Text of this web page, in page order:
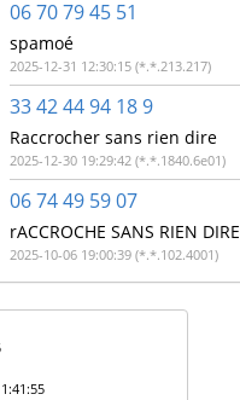
06 70 79 45 51
spamoé
2025-12-31 12:30:15 (*.*.213.217)
33 42 44 94 18 9
Raccrocher sans rien dire
2025-12-30 19:29:42 (*.*.1840.6e01)
06 74 49 59 07
rACCROCHE SANS RIEN DIRE
2025-10-06 19:00:39 (*.*.102.4001)